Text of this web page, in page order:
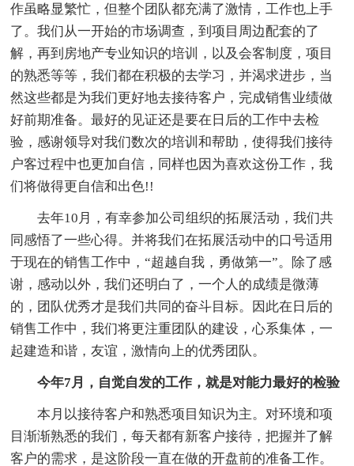
作虽略显繁忙，但整个团队都充满了激情，工作也上手
了。我们从一开始的市场调查，到项目周边配套的了
解，再到房地产专业知识的培训，以及会客制度，项目
的熟悉等等，我们都在积极的去学习，并渴求进步，当
然这些都是为我们更好地去接待客户，完成销售业绩做
好前期准备。最好的见证还是要在日后的工作中去检
验，感谢领导对我们数次的培训和帮助，使得我们接待
户客过程中也更加自信，同样也因为喜欢这份工作，我
们将做得更自信和出色!!
去年10月，有幸参加公司组织的拓展活动，我们共
同感悟了一些心得。并将我们在拓展活动中的口号适用
于现在的销售工作中，“超越自我，勇做第一”。除了感
谢，感动以外，我们还明白了，一个人的成绩是微薄
的，团队优秀才是我们共同的奋斗目标。因此在日后的
销售工作中，我们将更注重团队的建设，心系集体，一
起建造和谐，友谊，激情向上的优秀团队。
今年7月，自觉自发的工作，就是对能力最好的检验
本月以接待客户和熟悉项目知识为主。对环境和项
目渐渐熟悉的我们，每天都有新客户接待，把握并了解
客户的需求，是这阶段一直在做的开盘前的准备工作。